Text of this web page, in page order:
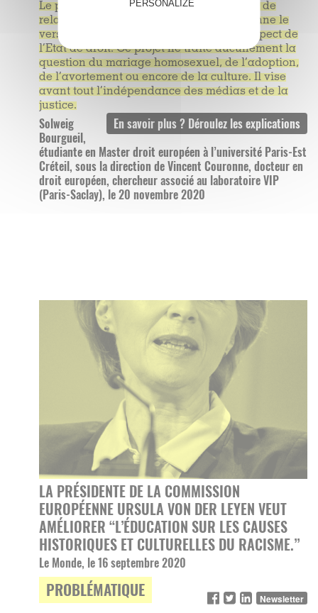
Le projet européen dans le cadre du plan de
relance de 750 milliards d’euros conditionne le
versement des aides européennes au respect de
l’Etat de droit. Ce projet ne traite aucunement la
question du mariage homosexuel, de l’adoption,
de l’avortement ou encore de la culture. Il vise
avant tout l’indépendance des médias et de la
justice.
Solweig
Bourgueil,
étudiante en Master droit européen à l’université Paris-Est
Créteil, sous la direction de Vincent Couronne, docteur en
droit européen, chercheur associé au laboratoire VIP
(Paris-Saclay), le 20 novembre 2020
LA PRÉSIDENTE DE LA COMMISSION
EUROPÉENNE URSULA VON DER LEYEN VEUT
AMÉLIORER “L’ÉDUCATION SUR LES CAUSES
HISTORIQUES ET CULTURELLES DU RACISME.”
Le Monde, le 16 septembre 2020
PROBLÉMATIQUE Newsletter
PERSONALIZE